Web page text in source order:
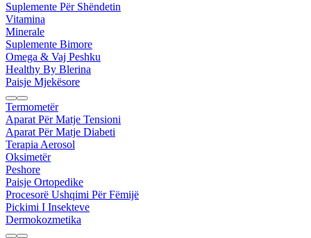
Suplemente Për Shëndetin
Vitamina
Minerale
Suplemente Bimore
Omega & Vaj Peshku
Healthy By Blerina
Paisje Mjekësore
Termometër
Aparat Për Matje Tensioni
Aparat Për Matje Diabeti
Terapia Aerosol
Oksimetër
Peshore
Paisje Ortopedike
Procesorë Ushqimi Për Fëmijë
Pickimi I Insekteve
Dermokozmetika